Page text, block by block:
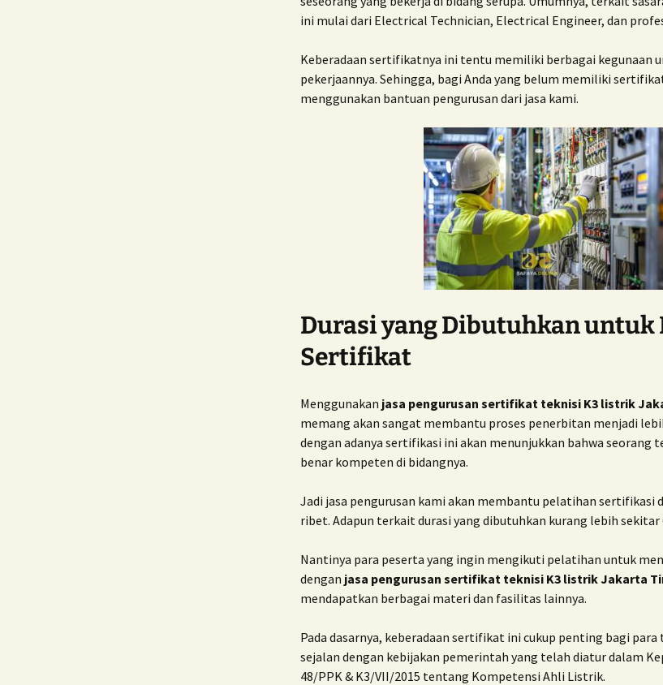
ISO 27001
ISO/IEC 17025
ISO TS 16949
ISO 37001:2016
ini mulai dari Electrical Technician, Electrical Engineer, dan
Keberadaan sertifikatnya ini tentu memiliki berbagai kegunaan
pekerjaannya. Sehingga, bagi Anda yang belum memiliki
menggunakan bantuan pengurusan dari jasa kami.
Durasi yang Dibutuhkan untuk
Sertifikat
Menggunakan jasa pengurusan sertifikat teknisi K3 listrik
memang akan sangat membantu proses penerbitan menjadi
dengan adanya sertifikasi ini akan menunjukkan bahwa seorang
benar kompeten di bidangnya.
Jadi jasa pengurusan kami akan membantu pelatihan sertifikasi
ribet. Adapun terkait durasi yang dibutuhkan kurang lebih sekitar
Nantinya para peserta yang ingin mengikuti pelatihan untuk
dengan jasa pengurusan sertifikat teknisi K3 listrik Jakarta
mendapatkan berbagai materi dan fasilitas lainnya.
Pada dasarnya, keberadaan sertifikat ini cukup penting bagi
sejalan dengan kebijakan pemerintah yang telah diatur dalam
48/PPK & K3/VII/2015 tentang Kompetensi Ahli Listrik.